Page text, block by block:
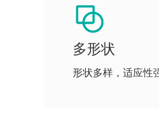
多形状
形状多样，适应性